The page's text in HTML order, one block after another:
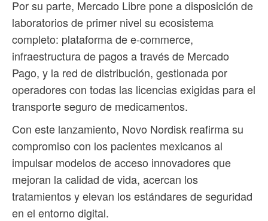
Por su parte, Mercado Libre pone a disposición de
laboratorios de primer nivel su ecosistema
completo: plataforma de e-commerce,
infraestructura de pagos a través de Mercado
Pago, y la red de distribución, gestionada por
operadores con todas las licencias exigidas para el
transporte seguro de medicamentos.
Con este lanzamiento, Novo Nordisk reafirma su
compromiso con los pacientes mexicanos al
impulsar modelos de acceso innovadores que
mejoran la calidad de vida, acercan los
tratamientos y elevan los estándares de seguridad
en el entorno digital.